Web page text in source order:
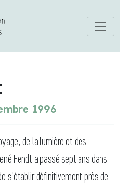
1996
de la lumière et des
Fendt a passé sept ans dans
s'établir définitivement près de